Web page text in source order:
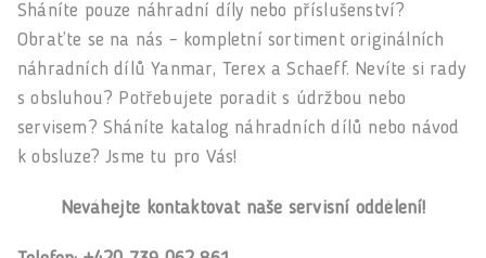
Sháníte pouze náhradní díly nebo příslušenství?
Obraťte se na nás – kompletní sortiment originálních
náhradních dílů Yanmar, Terex a Schaeff. Nevíte si rady
s obsluhou? Potřebujete poradit s údržbou nebo
servisem? Sháníte katalog náhradních dílů nebo návod
k obsluze? Jsme tu pro Vás!
Neváhejte kontaktovat naše servisní oddělení!